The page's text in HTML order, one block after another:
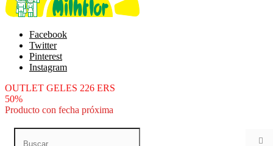
Facebook
Twitter
Pinterest
Instagram
OUTLET GELES 226 ERS
50%
Producto con fecha próxima
